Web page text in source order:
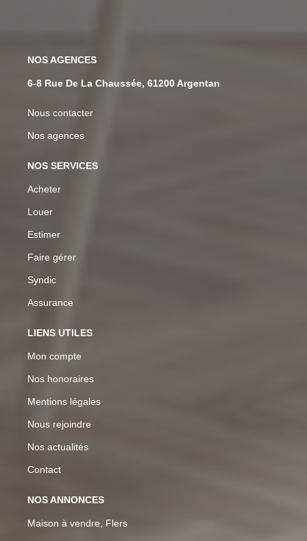
NOS AGENCES
6 Rue Du 12 Juin, 14260 Les Monts D'Aunay
Nous contacter
Nos agences
NOS SERVICES
Acheter
Louer
Estimer
Faire gérer
Syndic
Assurance
LIENS UTILES
Mon compte
Nos honoraires
Mentions légales
Nous rejoindre
Nos actualités
Contact
NOS ANNONCES
Maison à vendre, Flers